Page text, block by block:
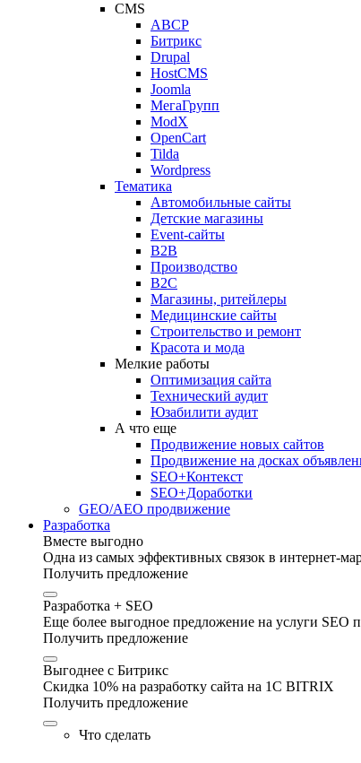
CMS
ABCP
Битрикс
Drupal
HostCMS
Joomla
МегаГрупп
ModX
OpenCart
Tilda
Wordpress
Тематика
Автомобильные сайты
Детские магазины
Event-сайты
B2B
Производство
B2C
Магазины, ритейлеры
Медицинские сайты
Строительство и ремонт
Красота и мода
Мелкие работы
Оптимизация сайта
Технический аудит
Юзабилити аудит
А что еще
Продвижение новых сайтов
Продвижение на досках
SEO+Контекст
SEO+Доработки
GEO/AEO продвижение
Разработка
Вместе выгодно
Одна из самых эффективных связок в интернет-
Получить предложение
Разработка + SEO
Еще более выгодное предложение на услуги SEO
Получить предложение
Выгоднее с Битрикс
Скидка 10% на разработку сайта на 1C BITRIX
Получить предложение
Что сделать